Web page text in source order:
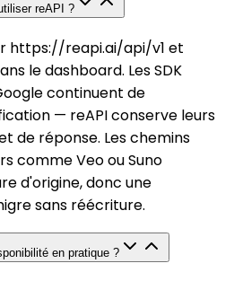
reAPI ?
https://reapi.ai/api/v1 et
le dashboard. Les SDK
continuent de
— reAPI conserve leurs
de réponse. Les chemins
comme Veo ou Suno
d'origine, donc une
sans réécriture.
en pratique ?